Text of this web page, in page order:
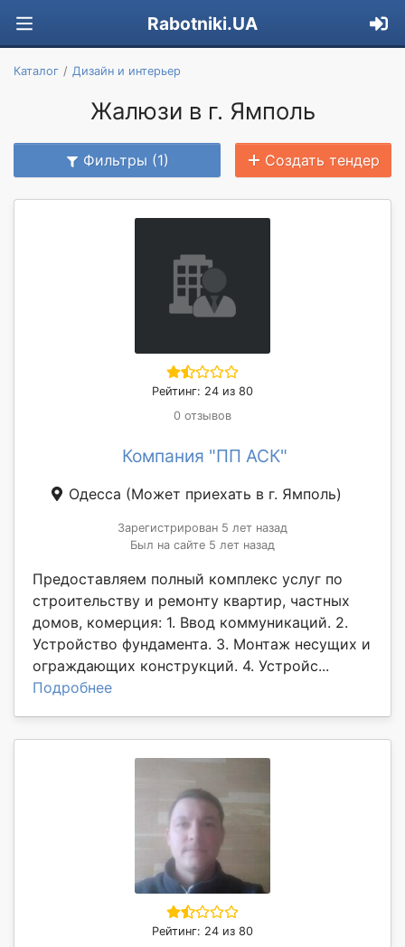
Rabotniki.UA
Каталог Дизайн и интерьер
Жалюзи в г. Ямполь
Фильтры (1) Создать тендер
Рейтинг: 24 из 80
0 отзывов
Компания "ПП АСК"
Одесса (Может приехать в г. Ямполь)
Зарегистрирован 5 лет назад
Был на сайте 5 лет назад
Предоставляем полный комплекс услуг по
строительству и ремонту квартир, частных
домов, комерция: 1. Ввод коммуникаций. 2.
Устройство фундамента. 3. Монтаж несущих и
ограждающих конструкций. 4. Устройс...
Подробнее
Рейтинг: 24 из 80